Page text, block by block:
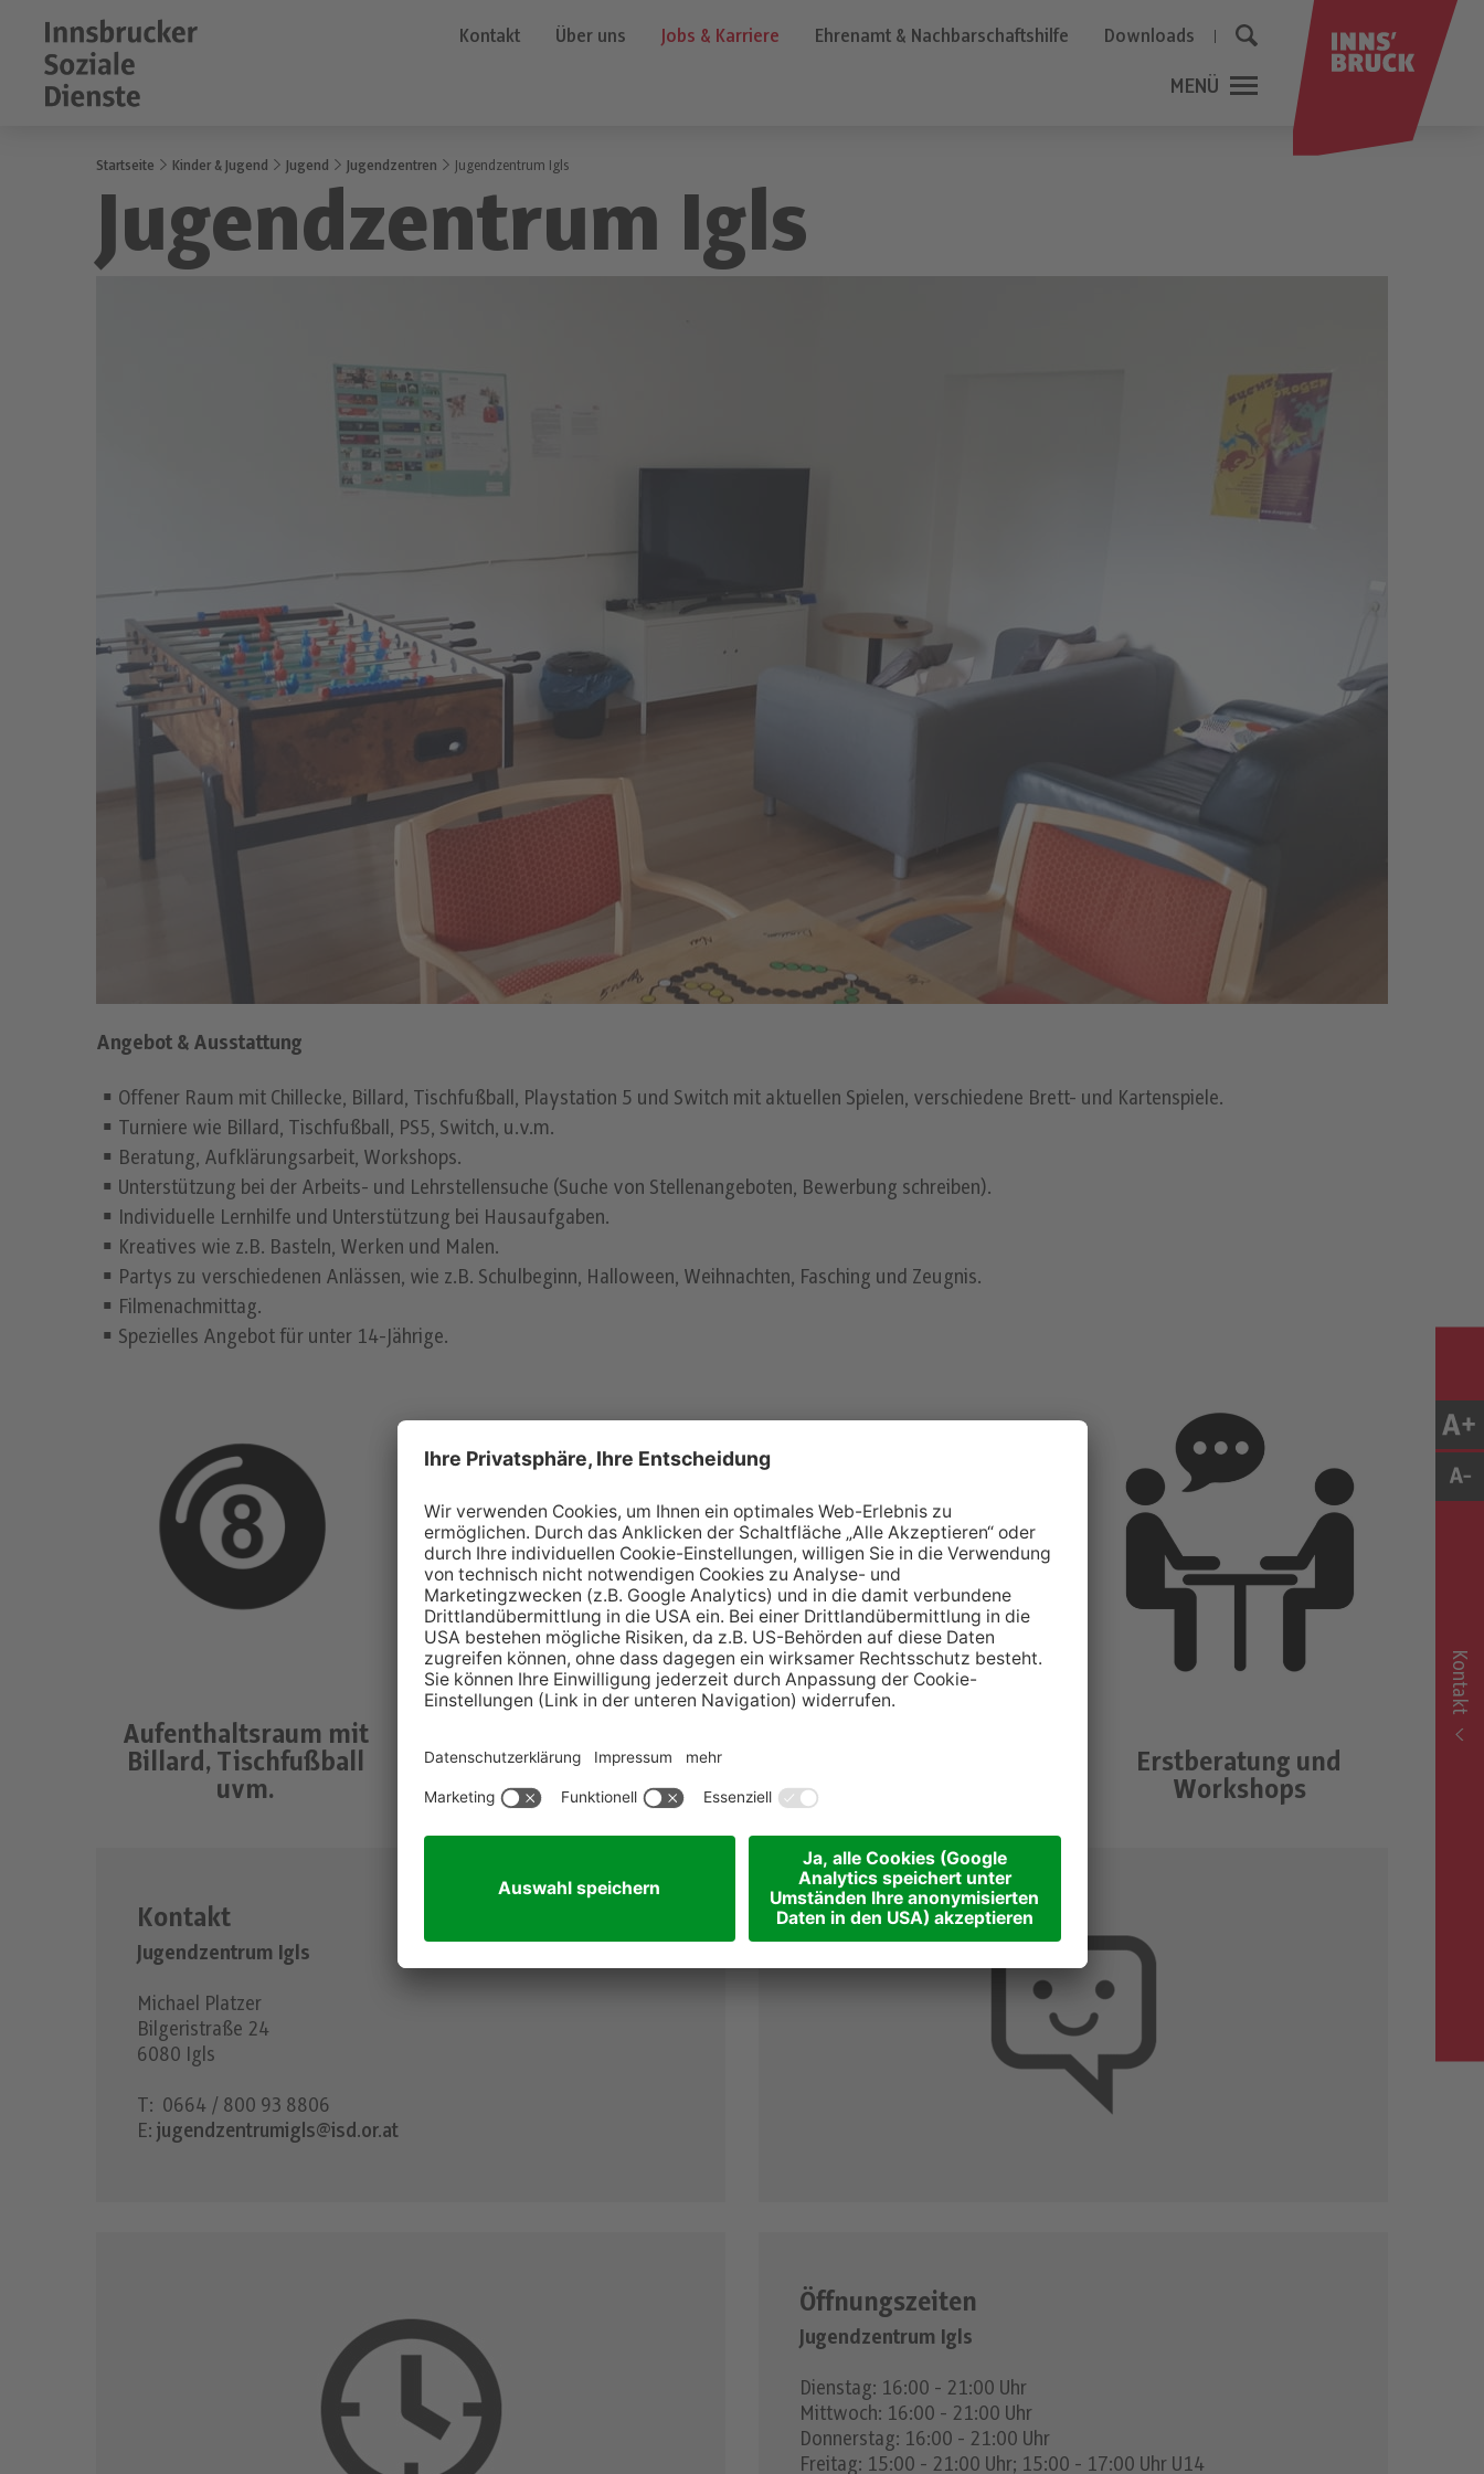
Kontakt Über uns Jobs & Karriere Ehrenamt & Nachbarschaftshilfe Downloads
MENÜ SCHLIESSEN
Startseite Kinder & Jugend Jugend Jugendzentren Jugendzentrum Igls
Jugendzentrum Igls
Angebot & Ausstattung
Offener Raum mit Chillecke, Billard, Tischfußball, Playstation 5 und Switch mit aktuellen Spielen, verschiedene Brett- und Kartenspiele.
Turniere wie Billard, Tischfußball, PS5, Switch, u.v.m.
Beratung, Aufklärungsarbeit, Workshops.
Unterstützung bei der Arbeits- und Lehrstellensuche (Suche von Stellenangeboten, Bewerbung schreiben).
Individuelle Lernhilfe und Unterstützung bei Hausaufgaben.
Kreatives wie z.B. Basteln, Werken und Malen.
Partys zu verschiedenen Anlässen, wie z.B. Schulbeginn, Halloween, Weihnachten, Fasching und Zeugnis.
Filmenachmittag.
Spezielles Angebot für unter 14-Jährige.
Aufenthaltsraum mit
Billard, Tischfußball
uvm.
Partys
Erstberatung und
Workshops
Kontakt
Jugendzentrum Igls
Michael Platzer
Bilgeristraße 24
6080 Igls
T: 0664 / 800 93 8806
E: jugendzentrumigls@isd.or.at
Öffnungszeiten
Jugendzentrum Igls
Dienstag: 16:00 - 21:00 Uhr
Mittwoch: 16:00 - 21:00 Uhr
Donnerstag: 16:00 - 21:00 Uhr
Freitag: 15:00 - 21:00 Uhr; 15:00 - 17:00 Uhr U14
Kontakt